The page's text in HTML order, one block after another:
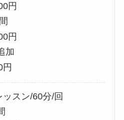
円
円
加
円
スン/60分/回